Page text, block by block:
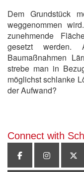
Dem Grundstück
weggenommen
zunehmende
gesetzt werden.
Baumaßnahmen
strebe man in
möglichst schlanke
der Aufwand?
Connect with